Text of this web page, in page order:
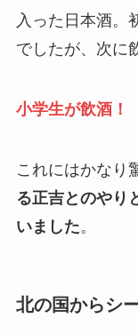
入った日本酒。
でしたが、次に
小学生が飲酒！
これにはかなり
る正吉とのやり
いました。
北の国からシ